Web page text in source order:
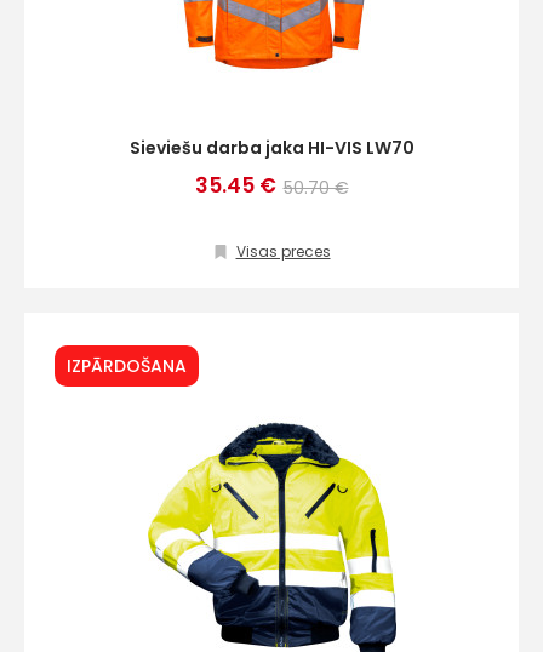
Sieviešu darba jaka HI-VIS LW70
35.45 € 50.70 €
Visas preces
IZPĀRDOŠANA